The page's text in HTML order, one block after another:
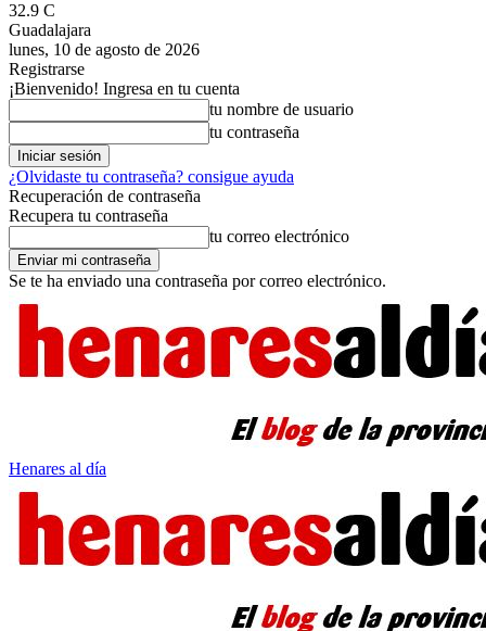
32.9 C
Guadalajara
lunes, 10 de agosto de 2026
Registrarse
¡Bienvenido! Ingresa en tu cuenta
tu nombre de usuario
tu contraseña
¿Olvidaste tu contraseña? consigue ayuda
Recuperación de contraseña
Recupera tu contraseña
tu correo electrónico
Se te ha enviado una contraseña por correo electrónico.
Henares al día